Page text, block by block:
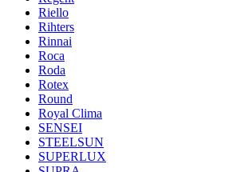
Riello
Rihters
Rinnai
Roca
Roda
Rotex
Round
Royal Clima
SENSEI
STEELSUN
SUPERLUX